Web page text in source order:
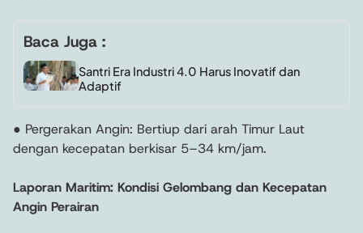
Baca Juga :
Santri Era Industri 4.0 Harus Inovatif dan
Adaptif
● Pergerakan Angin: Bertiup dari arah Timur Laut
dengan kecepatan berkisar 5–34 km/jam.
Laporan Maritim: Kondisi Gelombang dan Kecepatan
Angin Perairan